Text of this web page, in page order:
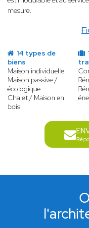
mesure.
14 types de
biens
Maison individuelle
Maison passive /
écologique
Chalet / Maison en
bois